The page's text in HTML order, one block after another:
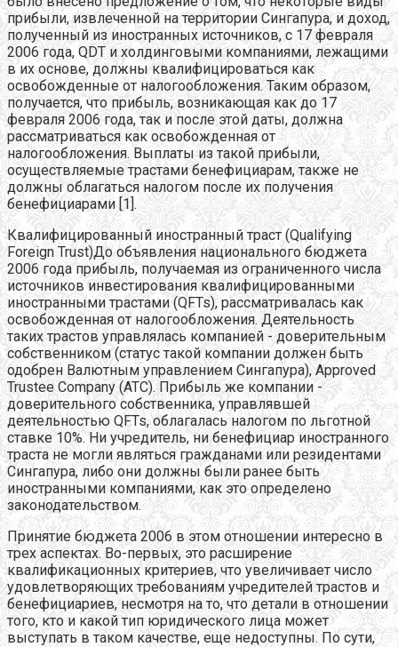
прибыли, извлеченной на территории Сингапура, и доход,
полученный из иностранных источников, с 17 февраля
2006 года, QDT и холдинговыми компаниями, лежащими
в их основе, должны квалифицироваться как
освобожденные от налогообложения. Таким образом,
получается, что прибыль, возникающая как до 17
февраля 2006 года, так и после этой даты, должна
рассматриваться как освобожденная от
налогообложения. Выплаты из такой прибыли,
осуществляемые трастами бенефициарам, также не
должны облагаться налогом после их получения
бенефициарами [1].
Квалифицированный иностранный траст (Qualifying
Foreign Trust)До объявления национального бюджета
2006 года прибыль, получаемая из ограниченного числа
источников инвестирования квалифицированными
иностранными трастами (QFTs), рассматривалась как
освобожденная от налогообложения. Деятельность
таких трастов управлялась компанией - доверительным
собственником (статус такой компании должен быть
одобрен Валютным управлением Сингапура), Approved
Trustee Company (ATC). Прибыль же компании -
доверительного собственника, управлявшей
деятельностью QFTs, облагалась налогом по льготной
ставке 10%. Ни учредитель, ни бенефициар иностранного
траста не могли являться гражданами или резидентами
Сингапура, либо они должны были ранее быть
иностранными компаниями, как это определено
законодательством.
Принятие бюджета 2006 в этом отношении интересно в
трех аспектах. Во-первых, это расширение
квалификационных критериев, что увеличивает число
удовлетворяющих требованиям учредителей трастов и
бенефициариев, несмотря на то, что детали в отношении
того, кто и какой тип юридического лица может
выступать в таком качестве, еще недоступны. По сути,